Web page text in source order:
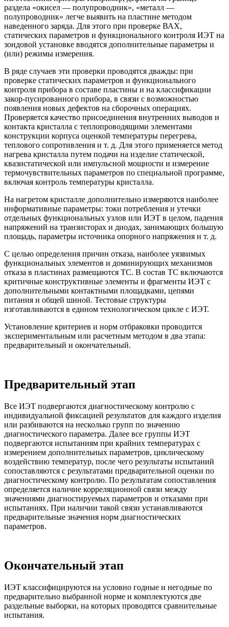
раздела «окисел — полупроводник», «металл —
полупроводник» легче выявить на пластине методом
наведенного заряда. Для этого при проверке ВАХ,
статических параметров и функционального контроля ИЭТ на
зондовой установке вводятся дополнительные параметры и
(или) режимы измерения.
В ряде случаев эти проверки проводятся дважды: при
проверке статических параметров и функционального
контроля прибора в составе пластины и на классификации
закор-пусированного прибора, в связи с возможностью
появления новых дефектов на сборочных операциях.
Проверяется качество присоединения внутренних выводов и
контакта кристалла с теплопроводящими элементами
конструкции корпуса оценкой температуры перегрева,
теплового сопротивления и т. д. Для этого применяется метод
нагрева кристалла путем подачи на изделие статической,
квазистатической или импульсной мощности и измерение
термочувствительных параметров по специальной программе,
включая контроль температуры кристалла.
На нагретом кристалле дополнительно измеряются наиболее
информативные параметры: токи потребления и утечки
отдельных функциональных узлов или ИЭТ в целом, падения
напряжений на транзисторах и диодах, занимающих большую
площадь, параметры источника опорного напряжения и т. д.
С целью определения причин отказа, наиболее уязвимых
функциональных элементов и доминирующих механизмов
отказа в пластинах размещаются ТС. В состав ТС включаются
критичные конструктивные элементы и фрагменты ИЭТ с
дополнительными контактными площадками, цепями
питания и общей шиной. Тестовые структуры
изготавливаются в едином технологическом цикле с ИЭТ.
Установление критериев и норм отбраковки проводится
экспериментальным или расчетным методом в два этапа:
предварительный и окончательный.
Предварительный этап
Все ИЭТ подвергаются диагностическому контролю с
индивидуальной фиксацией результатов для каждого изделия
или разбиваются на несколько групп по значению
диагностического параметра. Далее все группы ИЭТ
подвергаются испытаниям при крайних температурах с
измерением дополнительных параметров, циклическому
воздействию температур, после чего результаты испытаний
сопоставляются с результатами предварительной оценки по
диагностическому контролю. По результатам сопоставления
определяется наличие корреляционной связи между
значениями диагностируемых параметров и отказами при
испытаниях. При наличии такой связи устанавливаются
предварительные значения норм диагностических
параметров.
Окончательный этап
ИЭТ классифицируются на условно годные и негодные по
предварительно выбранной норме и комплектуются две
раздельные выборки, на которых проводятся сравнительные
испытания.